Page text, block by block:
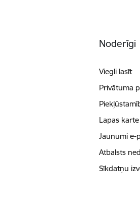
Noderīgi
Viegli lasīt
Privātuma
Lapas karte
Jaunumi e-
Atbalsts
Sīkdatņu